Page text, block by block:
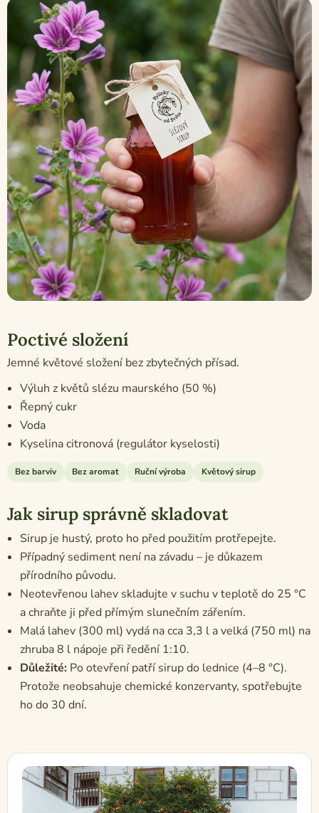
Poctivé složení
Jemné květové složení bez zbytečných přísad.
Výluh z květů slézu maurského (50 %)
Řepný cukr
Voda
Kyselina citronová (regulátor kyselosti)
Bez barviv Bez aromat Ruční výroba Květový sirup
Jak sirup správně skladovat
Sirup je hustý, proto ho před použitím protřepejte.
Případný sediment není na závadu – je důkazem
přírodního původu.
Neotevřenou lahev skladujte v suchu v teplotě do 25 °C
a chraňte ji před přímým slunečním zářením.
Malá lahev (300 ml) vydá na cca 3,3 l a velká (750 ml) na
zhruba 8 l nápoje při ředění 1:10.
Důležité: Po otevření patří sirup do lednice (4–8 °C).
Protože neobsahuje chemické konzervanty, spotřebujte
ho do 30 dní.